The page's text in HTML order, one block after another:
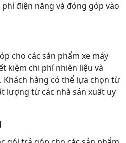
điện năng và đóng góp vào
cho các sản phẩm xe máy
kiệm chi phí nhiên liệu và
hàng có thể lựa chọn từ
lượng từ các nhà sản xuất uy